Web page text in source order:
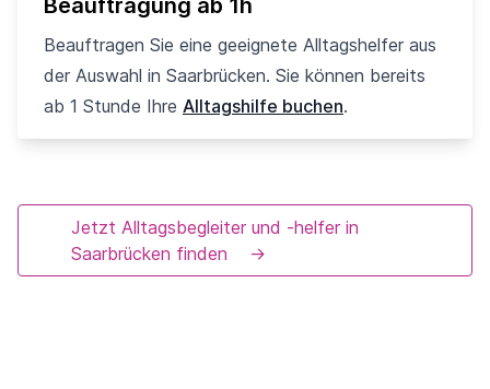
Beauftragung ab 1h
Beauftragen Sie eine geeignete Alltagshelfer aus
der Auswahl in Saarbrücken. Sie können bereits
ab 1 Stunde Ihre Alltagshilfe buchen.
Jetzt Alltagsbegleiter und -helfer in
Saarbrücken finden
→